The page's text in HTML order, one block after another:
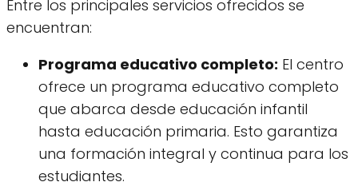
Entre los principales servicios ofrecidos se
encuentran:
Programa educativo completo: El centro
ofrece un programa educativo completo
que abarca desde educación infantil
hasta educación primaria. Esto garantiza
una formación integral y continua para los
estudiantes.